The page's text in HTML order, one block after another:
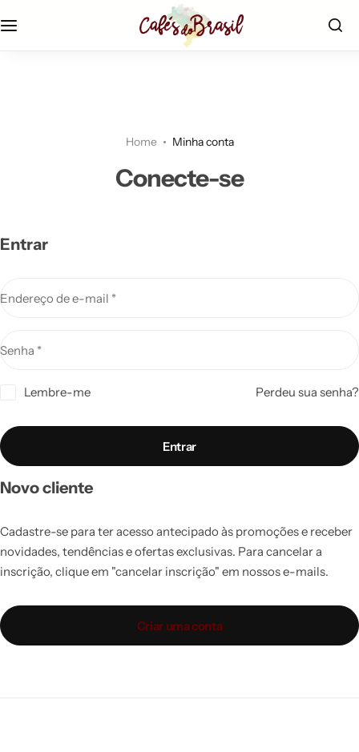
r$19,90 - frete fixo econômico | aproveite!
Home Minha conta
Conecte-se
Entrar
Endereço de e-mail *
Senha *
Lembre-me Perdeu sua senha?
Entrar
Novo cliente
Cadastre-se para ter acesso antecipado às promoções e receber
novidades, tendências e ofertas exclusivas. Para cancelar a
inscrição, clique em "cancelar inscrição" em nossos e-mails.
Criar uma conta